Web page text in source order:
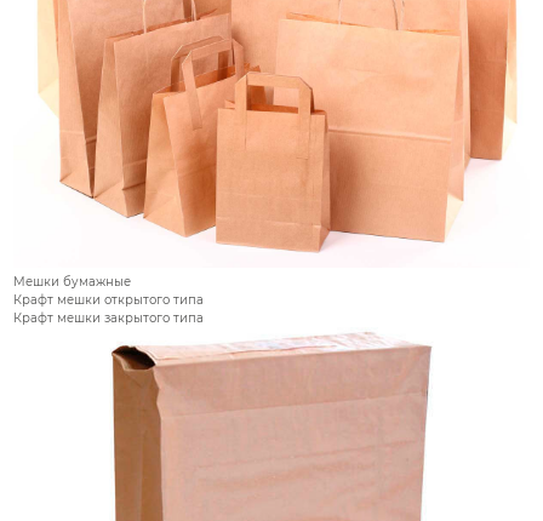
Мешки бумажные
Крафт мешки открытого типа
Крафт мешки закрытого типа